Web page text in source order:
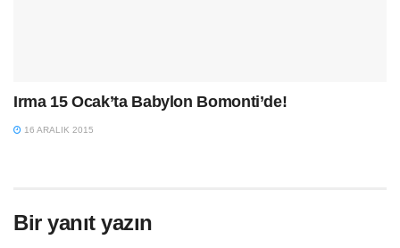
Irma 15 Ocak’ta Babylon Bomonti’de!
16 ARALIK 2015
Bir yanıt yazın